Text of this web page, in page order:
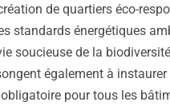
de quartiers éco-
standards énergétiques
soucieuse de la
également à
pour tous les